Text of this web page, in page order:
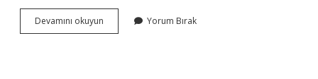
Devamını okuyun
Inen
Yorum Bırak